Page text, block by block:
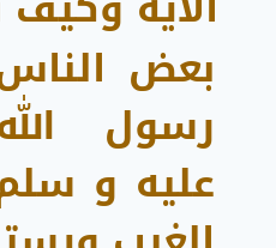
بعض
رسول
عليه و